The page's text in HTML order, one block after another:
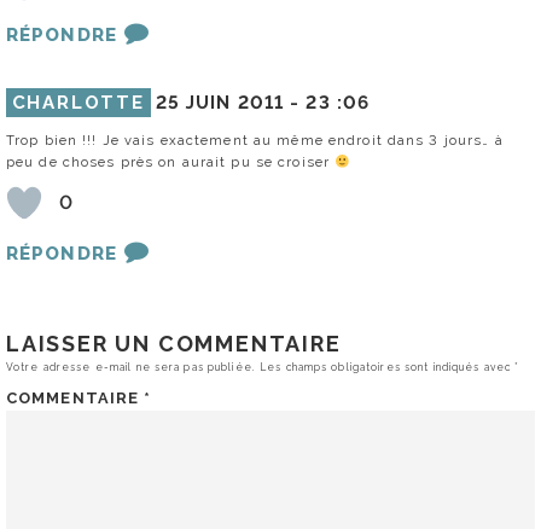
RÉPONDRE
CHARLOTTE 25 JUIN 2011 -23 :06
Trop bien !!! Je vais exactement au même endroit dans 3 jours… à
peu de choses près on aurait pu se croiser
0
RÉPONDRE
LAISSER UN COMMENTAIRE
Votre adresse e-mail ne sera pas publiée. Les champs obligatoires sont indiqués avec*
COMMENTAIRE *